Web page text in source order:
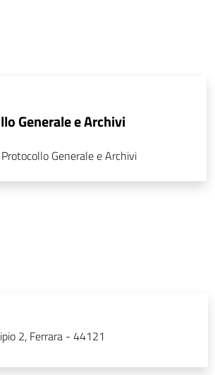
Generale e Archivi
Generale e Archivi
2, Ferrara - 44121